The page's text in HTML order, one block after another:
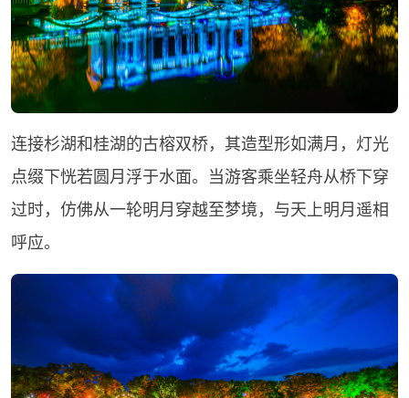
连接杉湖和桂湖的古榕双桥，其造型形如满月，灯光
点缀下恍若圆月浮于水面。当游客乘坐轻舟从桥下穿
过时，仿佛从一轮明月穿越至梦境，与天上明月遥相
呼应。